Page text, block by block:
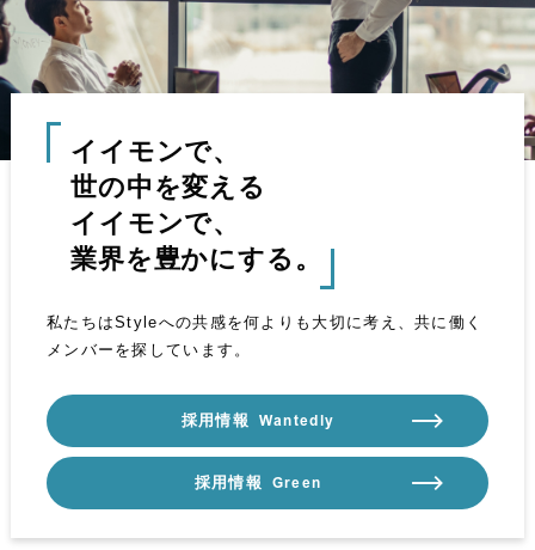
イイモンで、
世の中を変える
イイモンで、
業界を豊かにする。
私たちはStyleへの共感を何よりも大切に考え、共に働く
メンバーを探しています。
採用情報 Wantedly
採用情報 Green